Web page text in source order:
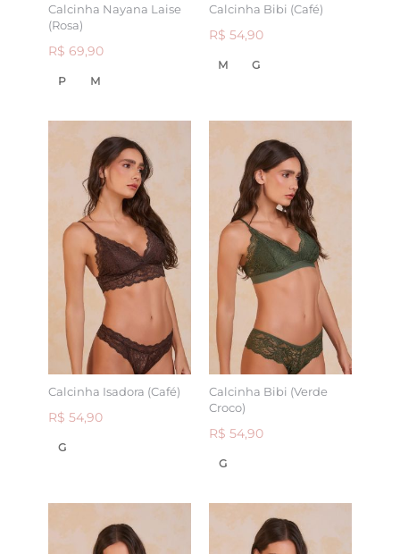
Calcinha Nayana Laise
(Rosa)
R$ 69,90
P M
Calcinha Bibi (Café)
R$ 54,90
M G
Calcinha Isadora (Café)
R$ 54,90
G
Calcinha Bibi (Verde
Croco)
R$ 54,90
G